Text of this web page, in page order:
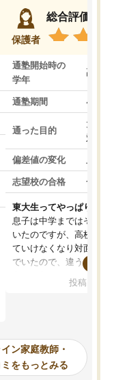
保護者
総合評価
通塾開始時の
学年
高3
通塾期間 4ヵ月
通った目的
大学
対策
偏差値の変化
志望校の合格 合格
東大生ってやっぱりすご
息子は中学まではそこそ
いたのですが、高校に入
ていけなくなり対面の塾
でいたので、違うアプロ
で、当初は模試でD判定
自習室が毎日使えていつ
るのが心強かったよう
謝です。
投稿日：
ン家庭教師・
をもっとみる